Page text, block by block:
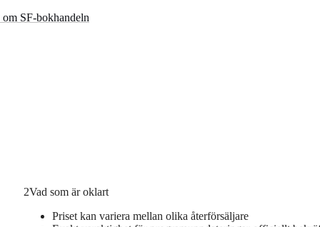
SF-bokhandeln
2Vad som är oklart
Priset kan variera mellan olika återförsäljare